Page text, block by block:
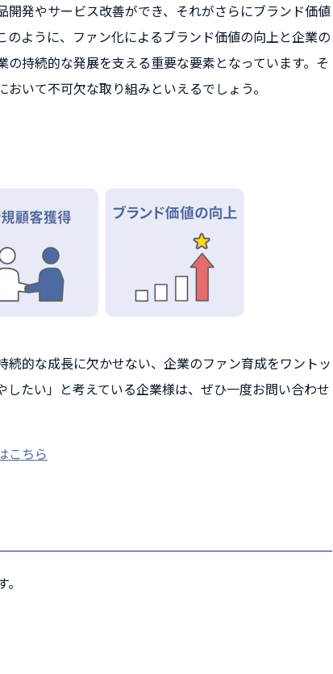
発やサービス改善ができ、それがさらにブランド価値
ように、ファン化によるブランド価値の向上と企業の
持続的な発展を支える重要な要素となっています。そ
いて不可欠な取り組みといえるでしょう。
的な成長に欠かせない、企業のファン育成をワントッ
たい」と考えている企業様は、ぜひ一度お問い合わせ
こちら